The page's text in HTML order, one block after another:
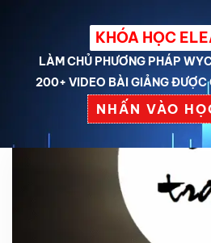
KHÓA HỌC
LÀM CHỦ PHƯƠNG PHÁP
200+ VIDEO BÀI GIẢNG ĐƯỢC
NHẤN VÀO